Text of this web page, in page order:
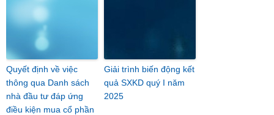
Quyết định về việc
thông qua Danh sách
nhà đầu tư đáp ứng
điều kiện mua cổ phần
Giải trình biến động kết
quả SXKD quý I năm
2025